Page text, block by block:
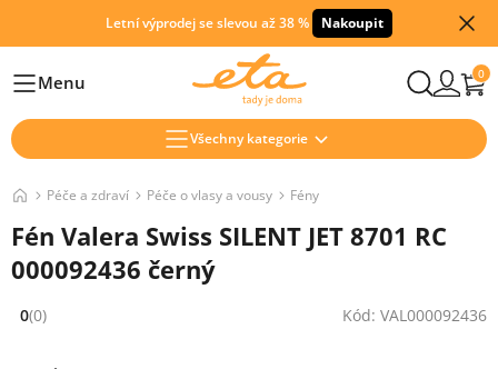
Letní výprodej se slevou až 38 % Nakoupit
HlavníMenu 0
Všechny kategorie
Péče a zdraví Péče o vlasy a vousy Fény
Fén Valera Swiss SILENT JET 8701 RC
000092436 černý
Hodnocení: 0 z 5 (0 recenzí)
0(0) Kód: VAL000092436